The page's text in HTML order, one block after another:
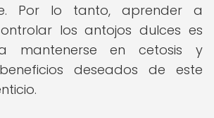
Por lo tanto, aprender a
los antojos dulces es
mantenerse en cetosis y
deseados de este